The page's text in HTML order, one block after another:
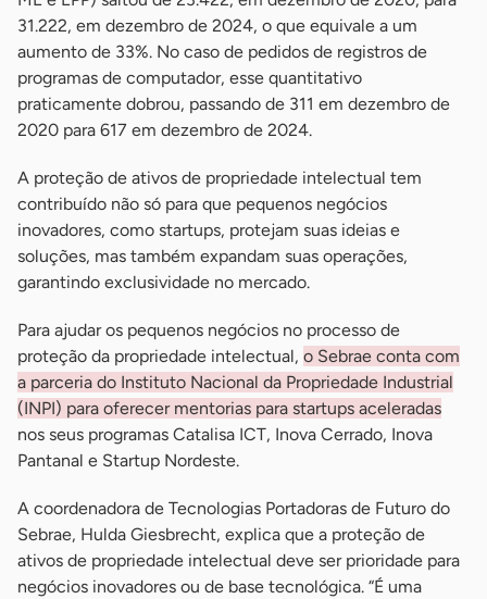
31.222, em dezembro de 2024, o que equivale a um
aumento de 33%. No caso de pedidos de registros de
programas de computador, esse quantitativo
praticamente dobrou, passando de 311 em dezembro de
2020 para 617 em dezembro de 2024.
A proteção de ativos de propriedade intelectual tem
contribuído não só para que pequenos negócios
inovadores, como startups, protejam suas ideias e
soluções, mas também expandam suas operações,
garantindo exclusividade no mercado.
Para ajudar os pequenos negócios no processo de
proteção da propriedade intelectual, o Sebrae conta com
a parceria do Instituto Nacional da Propriedade Industrial
(INPI) para oferecer mentorias para startups aceleradas
nos seus programas Catalisa ICT, Inova Cerrado, Inova
Pantanal e Startup Nordeste.
A coordenadora de Tecnologias Portadoras de Futuro do
Sebrae, Hulda Giesbrecht, explica que a proteção de
ativos de propriedade intelectual deve ser prioridade para
negócios inovadores ou de base tecnológica. “É uma